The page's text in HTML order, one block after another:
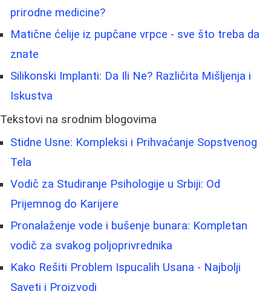
prirodne medicine?
Matične ćelije iz pupčane vrpce - sve što treba da
znate
Silikonski Implanti: Da Ili Ne? Različita Mišljenja i
Iskustva
Tekstovi na srodnim blogovima
Stidne Usne: Kompleksi i Prihvaćanje Sopstvenog
Tela
Vodič za Studiranje Psihologije u Srbiji: Od
Prijemnog do Karijere
Pronalaženje vode i bušenje bunara: Kompletan
vodič za svakog poljoprivrednika
Kako Rešiti Problem Ispucalih Usana - Najbolji
Saveti i Proizvodi